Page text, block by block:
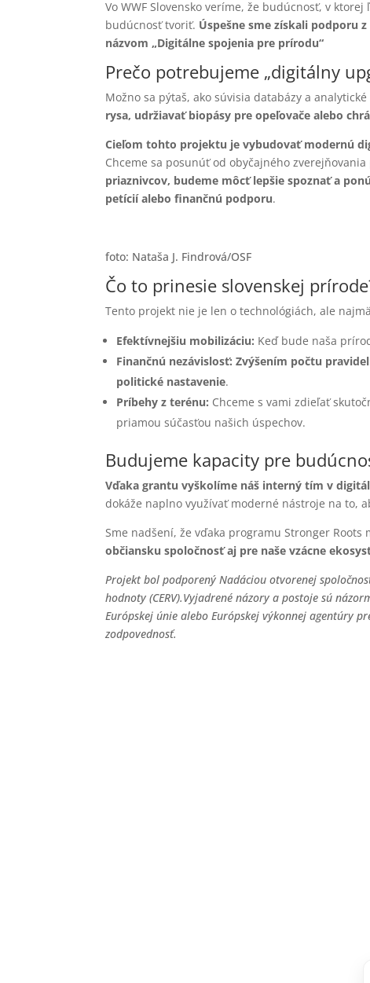
Vo WWF Slovensko veríme, že budúcnosť, v
budúcnosť tvoriť. Úspešne sme získali podporu
názvom „Digitálne spojenia pre prírodu“
Prečo potrebujeme „digitálny
Možno sa pýtaš, ako súvisia databázy a
rysa, udržiavať biopásy pre opeľovače alebo
Cieľom tohto projektu je vybudovať modernú
Chceme sa posunúť od obyčajného
priaznivcov, budeme môcť lepšie spoznať a
petícií alebo finančnú podporu.
foto: Nataša J. Findrová/OSF
Čo to prinesie slovenskej
Tento projekt nie je len o technológiách, ale
Efektívnejšiu mobilizáciu: Keď bude naša
Finančnú nezávislosť: Zvýšením počtu
politické nastavenie.
Príbehy z terénu: Chceme s vami zdieľať
priamou súčasťou našich úspechov.
Budujeme kapacity pre
Vďaka grantu vyškolíme náš interný tím v
dokáže naplno využívať moderné nástroje na to,
Sme nadšení, že vďaka programu Stronger
občiansku spoločnosť aj pre naše vzácne
Projekt bol podporený Nadáciou otvorenej
hodnoty (CERV).Vyjadrené názory a postoje sú
Európskej únie alebo Európskej výkonnej agentúry
zodpovednosť.